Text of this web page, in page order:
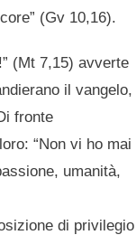
(Gv 10,16).
(Mt 7,15) avverte
il vangelo,
fronte
“Non vi ho mai
umanità,
di privilegio